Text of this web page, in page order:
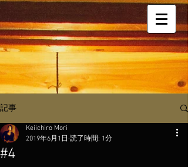
記事
#4
Keiichiro Mori
2019年6月1日 読了時間: 1分